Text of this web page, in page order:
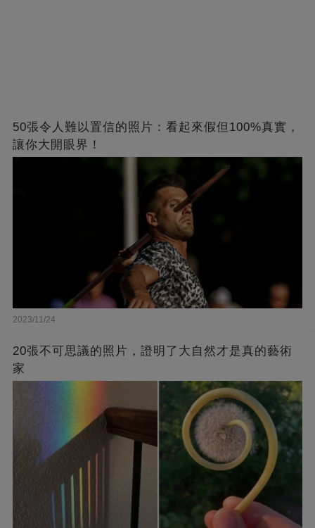
50張令人難以置信的照片：看起來假但100%真實，
讓你大開眼界！
2023/11/24
20張不可思議的照片，證明了大自然才是真的藝術
家